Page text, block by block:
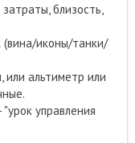
близость,
(вина/иконы/танки/
или альтиметр или
управления